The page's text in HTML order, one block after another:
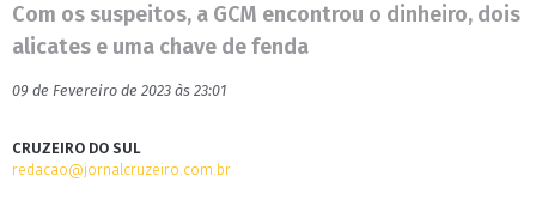
Com os suspeitos, a GCM encontrou o dinheiro, dois
alicates e uma chave de fenda
09 de Fevereiro de 2023 às 23:01
CRUZEIRO DO SUL
redacao@jornalcruzeiro.com.br